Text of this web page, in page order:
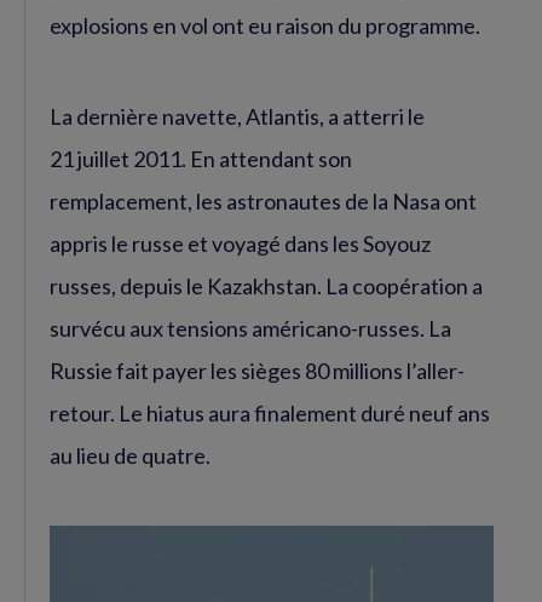
explosions en vol ont eu raison du programme.
La dernière navette, Atlantis, a atterri le
21 juillet 2011. En attendant son
remplacement, les astronautes de la Nasa ont
appris le russe et voyagé dans les Soyouz
russes, depuis le Kazakhstan. La coopération a
survécu aux tensions américano-russes. La
Russie fait payer les sièges 80 millions l’aller-
retour. Le hiatus aura finalement duré neuf ans
au lieu de quatre.